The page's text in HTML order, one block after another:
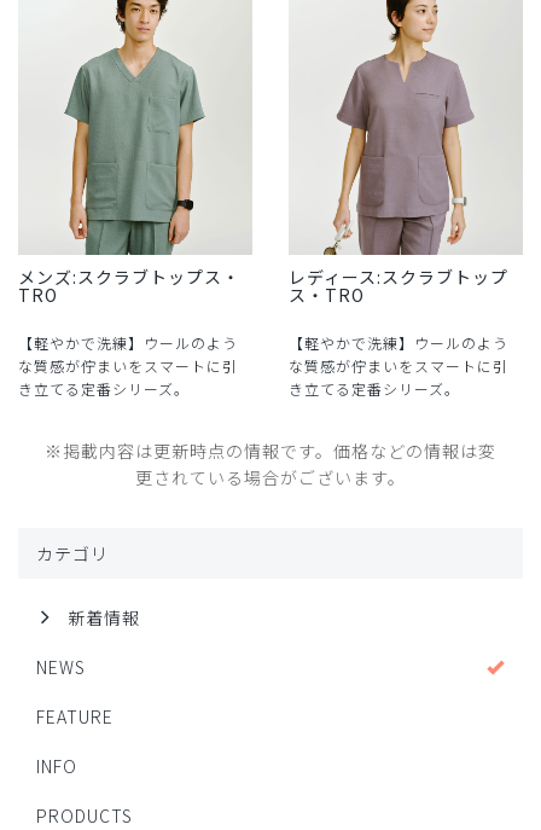
メンズ:スクラブトップス・
TRO
【軽やかで洗練】ウールのよう
な質感が佇まいをスマートに引
き立てる定番シリーズ。
レディース:スクラブトップ
ス・TRO
【軽やかで洗練】ウールのよう
な質感が佇まいをスマートに引
き立てる定番シリーズ。
※掲載内容は更新時点の情報です。価格などの情報は変
更されている場合がございます。
カテゴリ
新着情報
NEWS
FEATURE
INFO
PRODUCTS